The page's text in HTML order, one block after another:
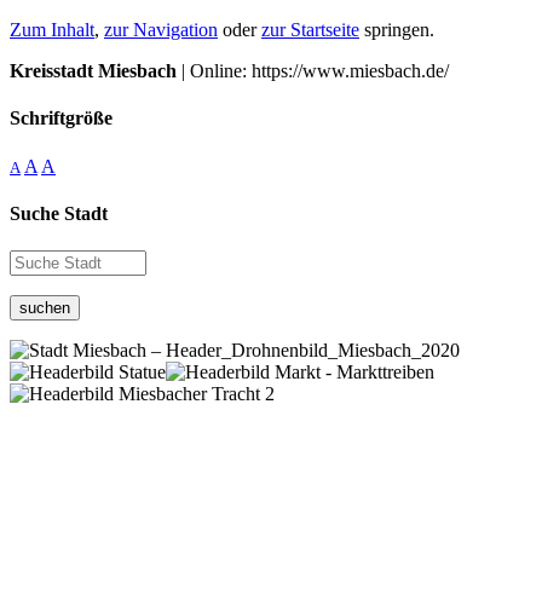
Zum Inhalt, zur Navigation oderzur Startseite springen.
Kreisstadt Miesbach | Online: https://www.miesbach.de/
Schriftgröße
A A A
Suche Stadt
suchen